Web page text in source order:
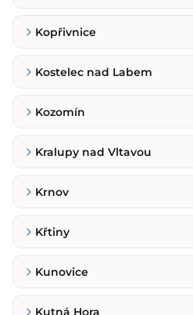
Kopřivnice
Kostelec nad Labem
Kozomín
Kralupy nad Vltavou
Krnov
Křtiny
Kunovice
Kutná Hora